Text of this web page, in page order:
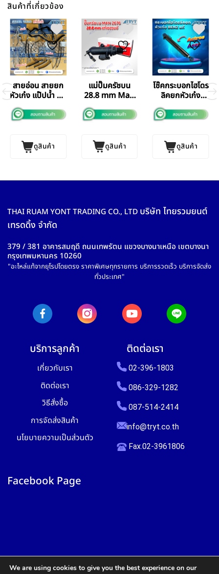
สินค้าที่เกี่ยวข้อง
สายอ่อน สายยก
หัวเก๋ง แป๊ปน้ำ ท่อ
กรอง Scania แท้
ดูสินค้า
แม่ปั๊มครัชบน
28.8 mm Man
ดูสินค้า
โช๊คกระบอกไฮโดร
ลิคยกหัวเก๋ง
ดูสินค้า
THAI RUAM YONT TRADING CO., LTD บริษัท ไทยรวมยนต์
เทรดดิ้ง จำกัด
379 / 381 อาคารสมฤดี ถนนเทพรัตน แขวงบางนาเหนือ เขตบางนา
กรุงเทพมหานคร 10260
"อะไหล่แท้จากยุโรปโดยตรง ราคาพิเศษทุกรายการ บริการรวดเร็ว บริการจัดส่ง
ทั่วประเทศ"
บริการลูกค้า
เกี่ยวกับเรา
ติดต่อเรา
วิธีสั่งซื้อ
การจัดส่งสินค้า
นโยบายความเป็นส่วนตัว
ติดต่อเรา
02-396-1803
086-329-1282
087-514-2414
info@tryt.co.th
Fax.02-3961806
Facebook Page
We are using cookies to give you the best experience on our